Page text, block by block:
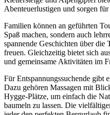
Abenteuerlustigen und sorgen
Familien können an geführten
Spaß machen, sondern auch
spannende Geschichten über
freuen. Gleichzeitig bietet sich
und gemeinsame Aktivitäten im
Für Entspannungssuchende gibt
Dazu gehören Massagen mit
Hygge-Plätze, um einfach die
baumeln zu lassen. Die